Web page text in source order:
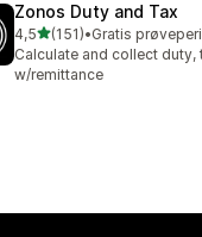
Zonos Duty and Tax
4,5av 5 stjerner
(151)
Totalt 151 omtaler
•Gratis
Calculate and collect duty,
w/remittance